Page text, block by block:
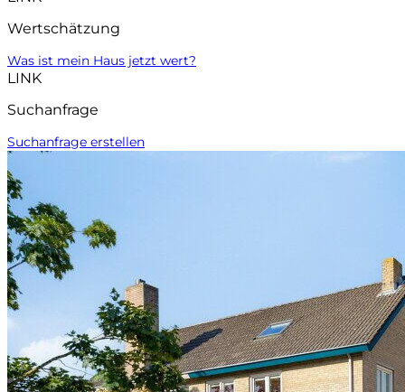
Wertschätzung
Was ist mein Haus jetzt wert?
LINK
Suchanfrage
Suchanfrage erstellen